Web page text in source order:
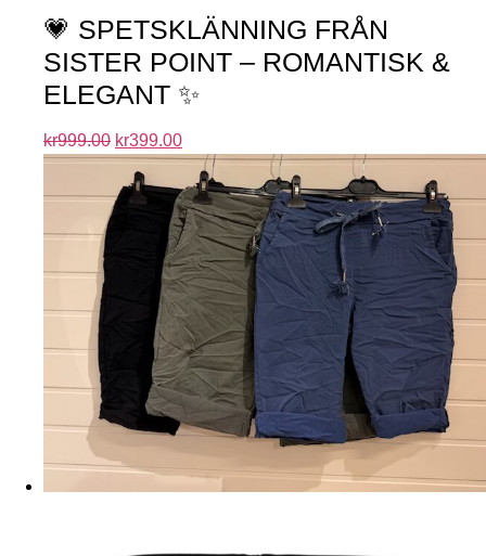
💗 SPETSKLÄNNING FRÅN
SISTER POINT – ROMANTISK &
ELEGANT ✨
kr999.00 kr399.00